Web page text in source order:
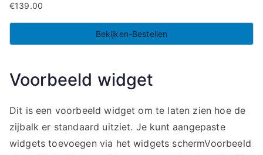
€139.00
Bekijken-Bestellen
Voorbeeld widget
Dit is een voorbeeld widget om te laten zien hoe de
zijbalk er standaard uitziet. Je kunt aangepaste
widgets toevoegen via het widgets schermVoorbeeld